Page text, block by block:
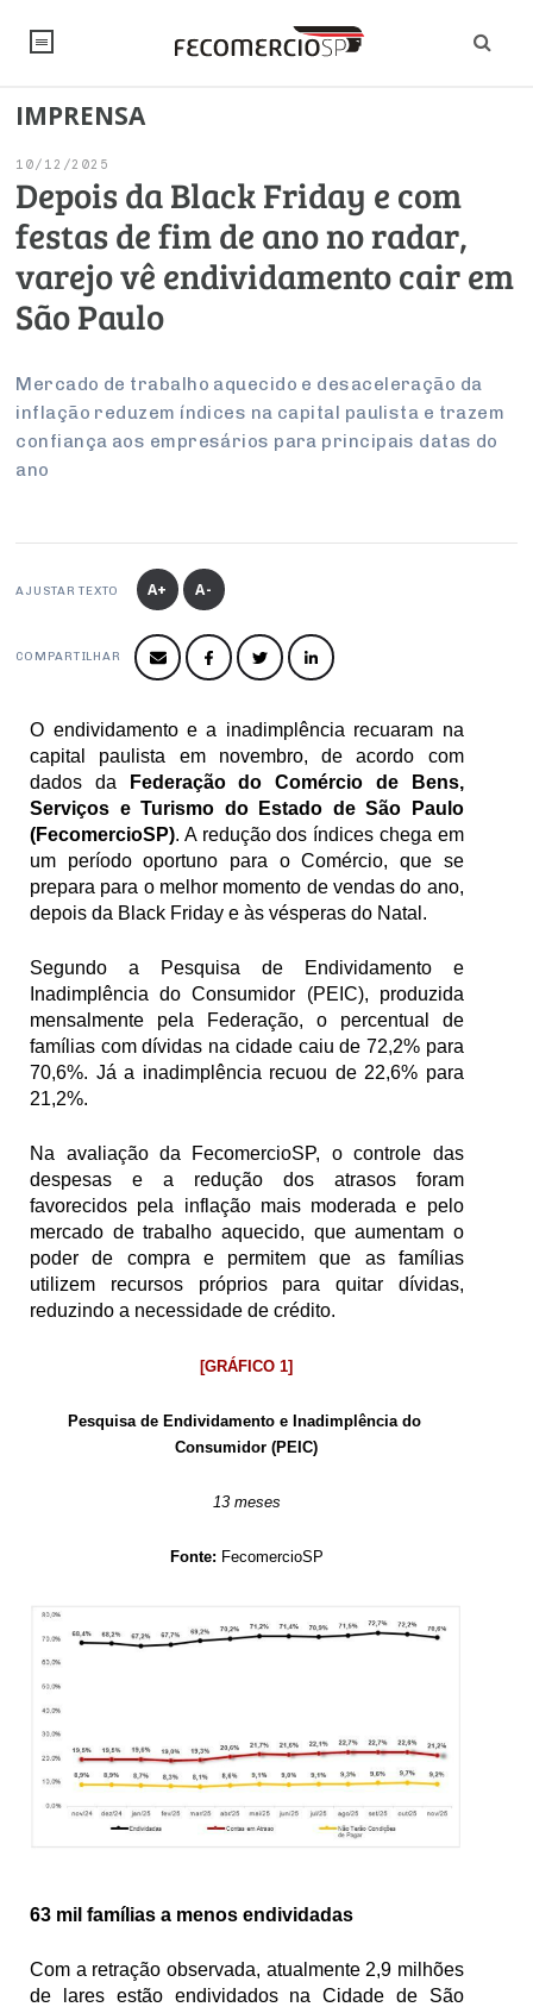
NOTÍCIAS
Artigos
Institucional
Debates Fecomercio-SP
PROJETOS ESPECIAIS:
UM BRASIL
UM BRASIL
Economia
Pesquisas
Brasil
Internacional
Modernização do Estado
Economia Digital
Legislação
Empresas
Arbitragem e Mediação
Varejo
Atacado
Turismo
PROJETOS ESPECIAIS:
Afixação de preços e fiscalização
Sustentabilidade
ESG
Logística Reversa
Últimas Notícias
SINDICATOS
PESQUISAS
FALE CONOSCO
Sobre
Imprensa
Serviços
SESC
Licitações
Prêmio de Sustentabilidade
CONSELHOS
Conselho de Turismo
Conselho Estadual de Defesa do Contribuinte
Conselho de Economia Empresarial e Política
Conselho do Comércio Atacadista
Conselho de Serviços
Conselho de Relações Internacionais
Conselho de Sustentabilidade
Conselho de Comércio Eletrônico
EMPRESAS
IMPRENSA
10/12/2025
Depois da Black Friday e com
festas de fim de ano no radar,
varejo vê endividamento cair em
São Paulo
Mercado de trabalho aquecido e desaceleração da
inflação reduzem índices na capital paulista e trazem
confiança aos empresários para principais datas do
ano
AJUSTAR TEXTO A+ A-
COMPARTILHAR
O endividamento e a inadimplência recuaram na
capital paulista em novembro, de acordo com
dados da
Federação do Comércio de Bens,
Serviços e Turismo do Estado de São Paulo
(FecomercioSP). A redução dos índices chega em
um período oportuno para o Comércio, que se
prepara para o melhor momento de vendas do ano,
depois da Black Friday e às vésperas do Natal.
Segundo a Pesquisa de Endividamento e
Inadimplência do Consumidor (PEIC), produzida
mensalmente pela Federação, o percentual de
famílias com dívidas na cidade caiu de 72,2% para
70,6%. Já a inadimplência recuou de 22,6% para
21,2%.
Na avaliação da FecomercioSP, o controle das
despesas e a redução dos atrasos foram
favorecidos pela inflação mais moderada e pelo
mercado de trabalho aquecido, que aumentam o
poder de compra e permitem que as famílias
utilizem recursos próprios para quitar dívidas,
reduzindo a necessidade de crédito.
[GRÁFICO 1]
Pesquisa de Endividamento e Inadimplência do
Consumidor (PEIC)
13 meses
Fonte: FecomercioSP
63 mil famílias a menos endividadas
Com a retração observada, atualmente 2,9 milhões
de lares estão endividados na Cidade de São